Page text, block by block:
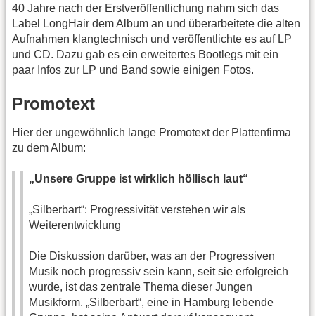
40 Jahre nach der Erstveröffentlichung nahm sich das
Label LongHair dem Album an und überarbeitete die alten
Aufnahmen klangtechnisch und veröffentlichte es auf LP
und CD. Dazu gab es ein erweitertes Bootlegs mit ein
paar Infos zur LP und Band sowie einigen Fotos.
Promotext
Hier der ungewöhnlich lange Promotext der Plattenfirma
zu dem Album:
„Unsere Gruppe ist wirklich höllisch laut“
„Silberbart“: Progressivität verstehen wir als
Weiterentwicklung
Die Diskussion darüber, was an der Progressiven
Musik noch progressiv sein kann, seit sie erfolgreich
wurde, ist das zentrale Thema dieser Jungen
Musikform. „Silberbart“, eine in Hamburg lebende